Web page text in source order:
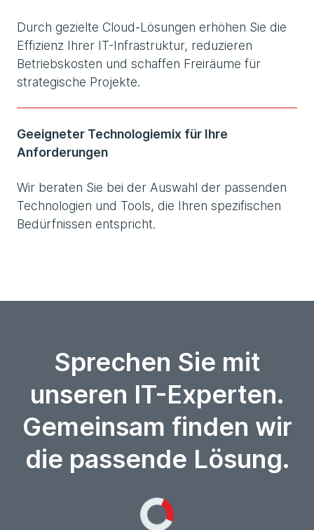
Durch gezielte Cloud-Lösungen erhöhen Sie die
Effizienz Ihrer IT-Infrastruktur, reduzieren
Betriebskosten und schaffen Freiräume für
strategische Projekte.
Geeigneter Technologiemix für Ihre
Anforderungen
Wir beraten Sie bei der Auswahl der passenden
Technologien und Tools, die Ihren spezifischen
Bedürfnissen entspricht.
Sprechen Sie mit
unseren IT-Experten.
Gemeinsam finden wir
die passende Lösung.